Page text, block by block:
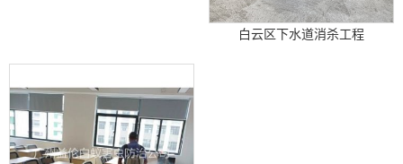
白云区下水道消杀工程